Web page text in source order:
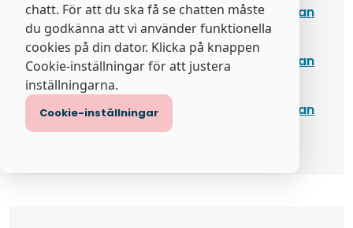
Åtgärdsrapport enligt Övervakningsplan
Elnät 2024 (46 KB pdf)Öppnas i nytt fönster
Åtgärdsrapport enligt Övervakningsplan
Elnät 2023 (46 KB pdf)
Åtgärdsrapport enligt Övervakningsplan
Elnät 2022 (48 KB pdf)
chatt. För att du ska få se chatten måste
du godkänna att vi använder funktionella
cookies på din dator. Klicka på knappen
Cookie-inställningar för att justera
inställningarna.
Cookie-inställningar